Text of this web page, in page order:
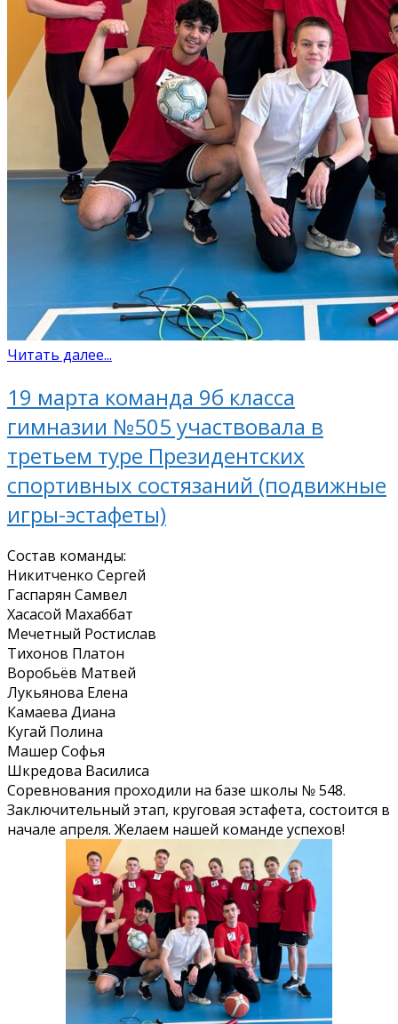
Читать далее...
19 марта команда 9б класса
гимназии №505 участвовала в
третьем туре Президентских
спортивных состязаний (подвижные
игры-эстафеты)
Состав команды:
Никитченко Сергей
Гаспарян Самвел
Хасасой Махаббат
Мечетный Ростислав
Тихонов Платон
Воробьёв Матвей
Лукьянова Елена
Камаева Диана
Кугай Полина
Машер Софья
Шкредова Василиса
Соревнования проходили на базе школы № 548.
Заключительный этап, круговая эстафета, состоится в
начале апреля. Желаем нашей команде успехов!